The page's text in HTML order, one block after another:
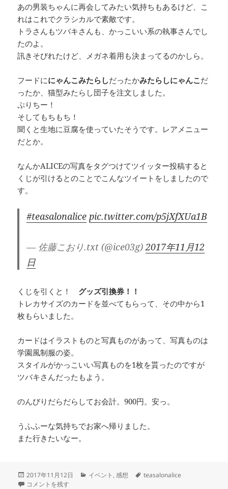
あの男装ちゃんに再会してみたい気持ちもあるけど、こ
れはこれでクラシカルで素敵です。
トラさんもツバキさんも、かっこいい系の執事さんでし
たのよ。
訊きそびれたけど、メガネ着用も決まってるのかしら。
フードににゃんこみたらしだったかみたらしにゃんこだ
ったか、猫型みたらし団子を注文しました。
ぷりちー！
そしてもちもち！
聞くと生地に豆腐を使っていたそうです。レアメニュー
だとか。
なんかALICEの写真をタグつけてツイッター投稿すると
くじが引けるとのことでこんなツイートをしましたので
す。
#teasalonalice pic.twitter.com/p5jXfXUa1B
— 佐藤こおり.txt (@ice03g)2017年11月12
日
くじを引くと！ グッズ引換券！！
トレカサイズのカードを並べてもらって、その中から1
枚もらいました。
カードはイラストものと写真ものがあって、写真ものは
学園風制服の姿。
スタイルがかっこいい写真ものを1枚を貰ったのですが
ツバキさんだったもよう。
のんびりだらだらしてお会計。900円。安っ。
うふふーな気持ちでお家へ帰りました。
また行きたいなー。
投
稿
2017年11月12日
カ
イベント ,感想
タ
teasalonalice
Tea Salon ALICEにお邪魔してきたよ に
コメントを残す